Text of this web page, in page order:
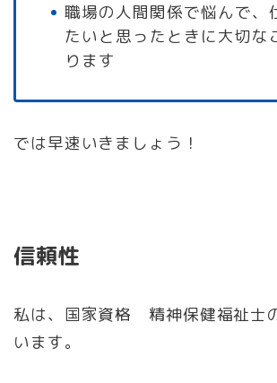
職場の人間関係で悩んで、
たいと思ったときに大切な
ります
では早速いきましょう！
信頼性
私は、国家資格 精神保健福祉士
います。